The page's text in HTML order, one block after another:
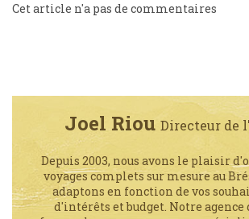
Cet article n'a pas de commentaires
Joel Riou Directeur de
Depuis 2003, nous avons le plaisir
voyages complets sur mesure au
adaptons en fonction de vos
d'intérêts et budget. Notre agence